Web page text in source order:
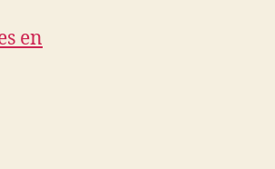
en